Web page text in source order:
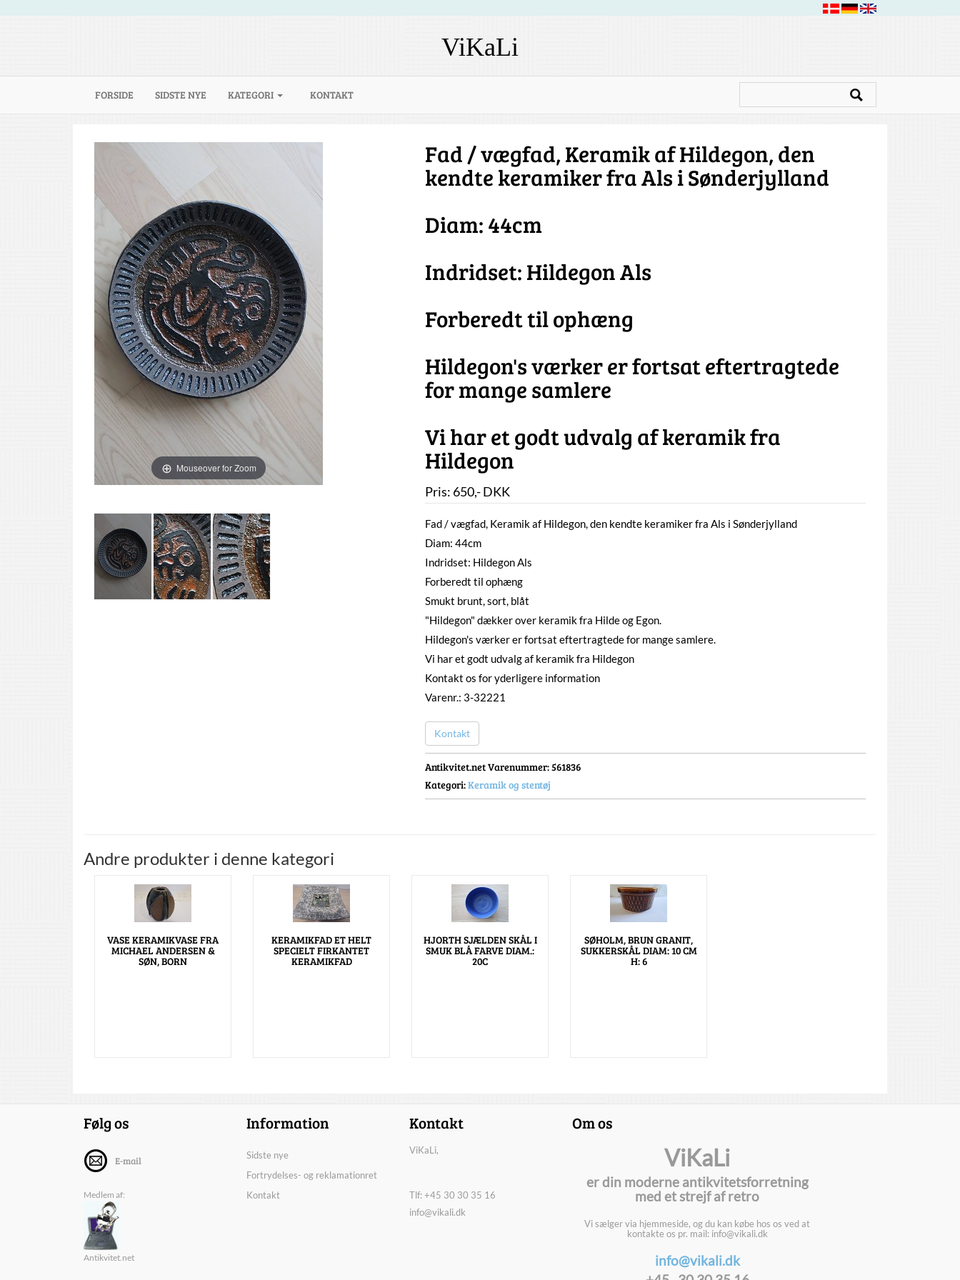
ViKaLi
FORSIDE (CURRENT)
SIDSTE NYE KATEGORI KONTAKT
Mouseover for Zoom
Fad / vægfad, Keramik af Hildegon, den
kendte keramiker fra Als i Sønderjylland
Diam: 44cm
Indridset: Hildegon Als
Forberedt til ophæng
Hildegon's værker er fortsat eftertragtede
for mange samlere
Vi har et godt udvalg af keramik fra
Hildegon
Pris: 650,-DKK
Fad / vægfad, Keramik af Hildegon, den kendte keramiker fra Als i Sønderjylland
Diam: 44cm
Indridset: Hildegon Als
Forberedt til ophæng
Smukt brunt, sort, blåt
"Hildegon" dækker over keramik fra Hilde og Egon.
Hildegon's værker er fortsat eftertragtede for mange samlere.
Vi har et godt udvalg af keramik fra Hildegon
Kontakt os for yderligere information
Varenr.: 3-32221
Kontakt
Antikvitet.net Varenummer: 561836
Kategori:Keramik og stentøj
Andre produkter i denne kategori
VASE KERAMIKVASE FRA
MICHAEL ANDERSEN &
SØN, BORN
KERAMIKFAD ET HELT
SPECIELT FIRKANTET
KERAMIKFAD
HJORTH SJÆLDEN SKÅL I
SMUK BLÅ FARVE DIAM.:
20C
SØHOLM, BRUN GRANIT,
SUKKERSKÅL DIAM: 10 CM
H: 6
Følg os
E-mail
Medlem af:
Antikvitet.net
Information
Sidste nye
Fortrydelses- og reklamationret
Kontakt
Kontakt
ViKaLi,
Tlf: +45 30 30 35 16
info@vikali.dk
Om os
ViKaLi
er din moderne antikvitetsforretning
med et strejf af retro
Vi sælger via hjemmeside, og du kan købe hos os ved at
kontakte os pr. mail: info@vikali.dk
info@vikali.dk